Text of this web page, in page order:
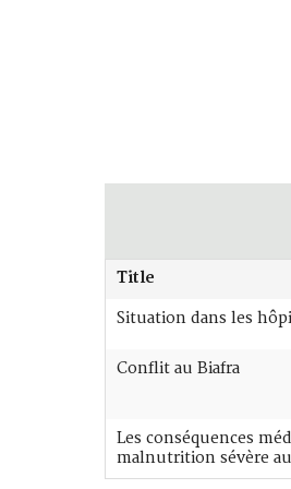
Title
Situation dans les
Conflit au Biafra
Les conséquences
malnutrition sévère